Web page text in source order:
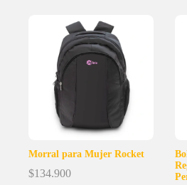
Morral para Mujer Rocket
$134.900